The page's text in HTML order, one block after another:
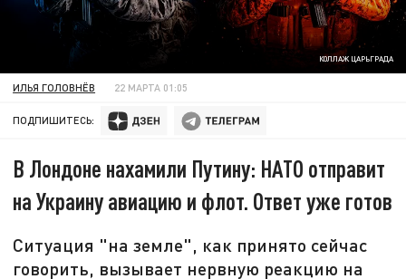
КОЛЛАЖ ЦАРЬГРАДА
ИЛЬЯ ГОЛОВНЁВ 22 МАРТА 01:05
ПОДПИШИТЕСЬ:
В Лондоне нахамили Путину: НАТО отправит
на Украину авиацию и флот. Ответ уже готов
Ситуация "на земле", как принято сейчас
говорить, вызывает нервную реакцию на